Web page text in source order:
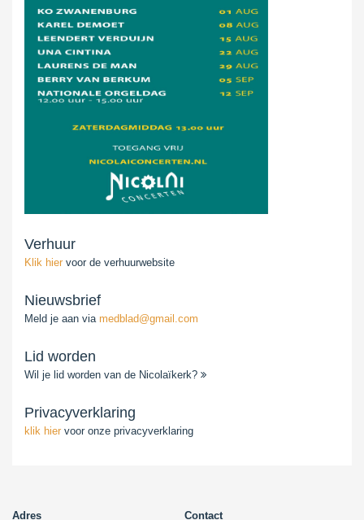
Verhuur
Klik hier voor de verhuurwebsite
Nieuwsbrief
Meld je aan via medblad@gmail.com
Lid worden
Wil je lid worden van de Nicolaïkerk?
Privacyverklaring
klik hier voor onze privacyverklaring
Adres Contact